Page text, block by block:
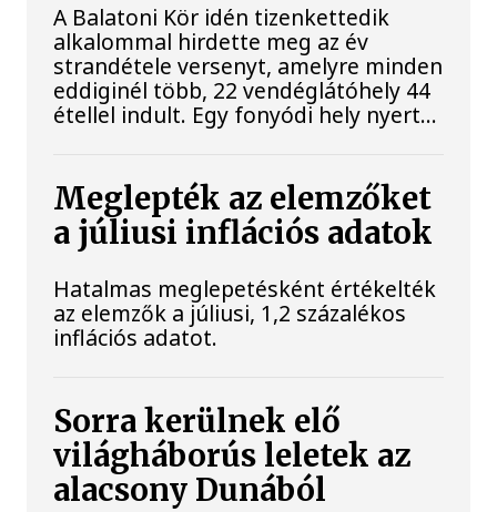
A Balatoni Kör idén tizenkettedik
alkalommal hirdette meg az év
strandétele versenyt, amelyre minden
eddiginél több, 22 vendéglátóhely 44
étellel indult. Egy fonyódi hely nyert...
Meglepték az elemzőket
a júliusi inflációs adatok
Hatalmas meglepetésként értékelték
az elemzők a júliusi, 1,2 százalékos
inflációs adatot.
Sorra kerülnek elő
világháborús leletek az
alacsony Dunából